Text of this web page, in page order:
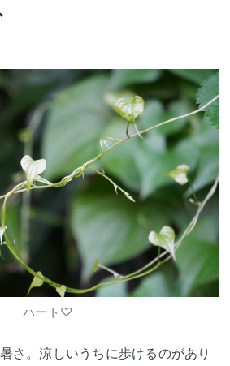
ハート♡
さ。涼しいうちに歩けるのがあり